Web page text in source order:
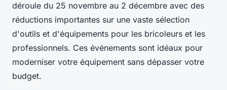
déroule du 25 novembre au 2 décembre avec des
réductions importantes sur une vaste sélection
d'outils et d'équipements pour les bricoleurs et les
professionnels. Ces événements sont idéaux pour
moderniser votre équipement sans dépasser votre
budget.